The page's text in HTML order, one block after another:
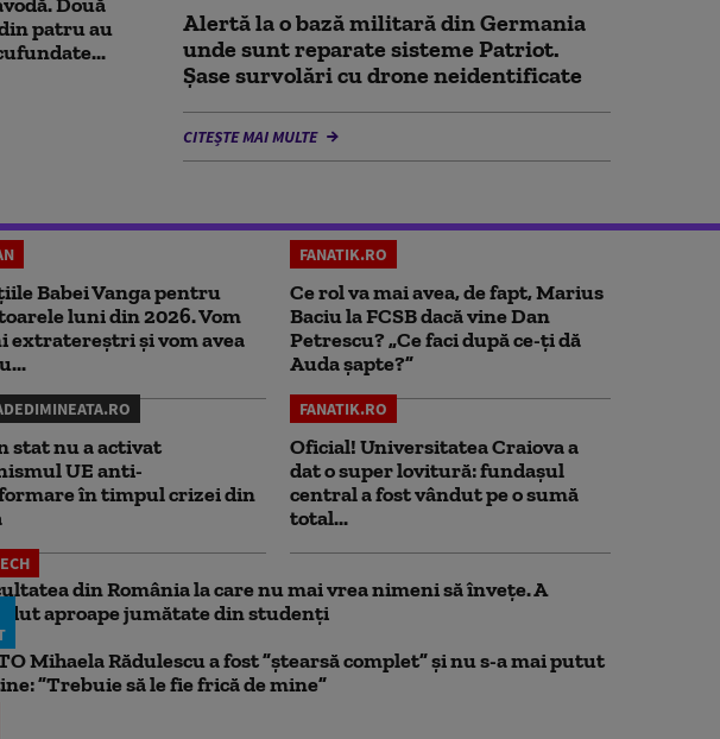
patru au
Alertă la o bază militară din Germania
unde sunt reparate sisteme Patriot.
Șase survolări cu drone neidentificate
CITEȘTE MAI MULTE
Babei Vanga pentru
luni din 2026. Vom
extratereștri și vom avea
FANATIK.RO
Ce rol va mai avea, de fapt, Marius
Baciu la FCSB dacă vine Dan
Petrescu? „Ce faci după ce-ți dă
Auda șapte?”
stat nu a activat
UE anti-
în timpul crizei din
FANATIK.RO
Oficial! Universitatea Craiova a
dat o super lovitură: fundaşul
central a fost vândut pe o sumă
total...
din România la care nu mai vrea nimeni să înveţe. A
aproape jumătate din studenţi
Mihaela Rădulescu a fost ”ștearsă complet” și nu s-a mai putut
”Trebuie să le fie frică de mine”